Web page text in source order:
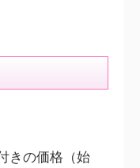
きの価格（始